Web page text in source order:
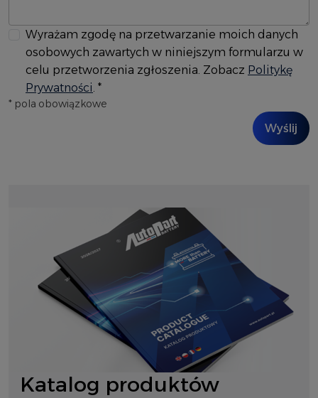
Wyrażam zgodę na przetwarzanie moich danych
osobowych zawartych w niniejszym formularzu w
celu przetworzenia zgłoszenia. Zobacz Politykę
Prywatności. *
* pola obowiązkowe
Wyślij
Katalog produktów